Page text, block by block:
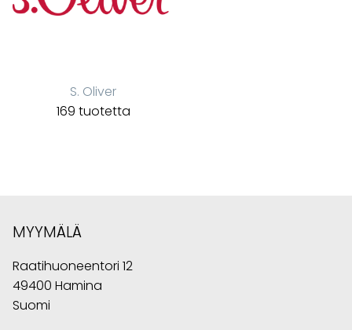
S. Oliver
169 tuotetta
MYYMÄLÄ
Raatihuoneentori 12
49400 Hamina
Suomi